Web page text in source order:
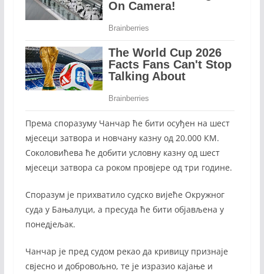
Према споразуму Чанчар ће бити осуђен на шест
мјесеци затвора и новчану казну од 20.000 КМ.
Соколовићева ће добити условну казну од шест
мјесеци затвора са роком провјере од три године.
Споразум је прихватило судско вијеће Окружног
суда у Бањалуци, а пресуда ће бити објављена у
понедјељак.
Чанчар је пред судом рекао да кривицу признаје
свјесно и добровољно, те је изразио кајање и